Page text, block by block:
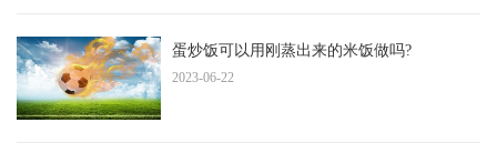
蛋炒饭可以用刚蒸出来的米饭做吗?
2023-06-22